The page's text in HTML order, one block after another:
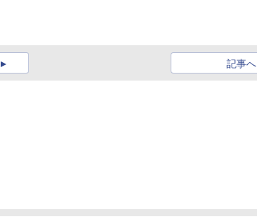
記事へ